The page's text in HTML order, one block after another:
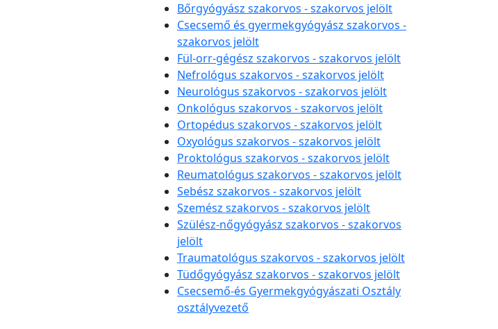
Bőrgyógyász szakorvos - szakorvos jelölt
Csecsemő és gyermekgyógyász szakorvos -
szakorvos jelölt
Fül-orr-gégész szakorvos - szakorvos jelölt
Nefrológus szakorvos - szakorvos jelölt
Neurológus szakorvos - szakorvos jelölt
Onkológus szakorvos - szakorvos jelölt
Ortopédus szakorvos - szakorvos jelölt
Oxyológus szakorvos - szakorvos jelölt
Proktológus szakorvos - szakorvos jelölt
Reumatológus szakorvos - szakorvos jelölt
Sebész szakorvos - szakorvos jelölt
Szemész szakorvos - szakorvos jelölt
Szülész-nőgyógyász szakorvos - szakorvos
jelölt
Traumatológus szakorvos - szakorvos jelölt
Tüdőgyógyász szakorvos - szakorvos jelölt
Csecsemő-és Gyermekgyógyászati Osztály
osztályvezető